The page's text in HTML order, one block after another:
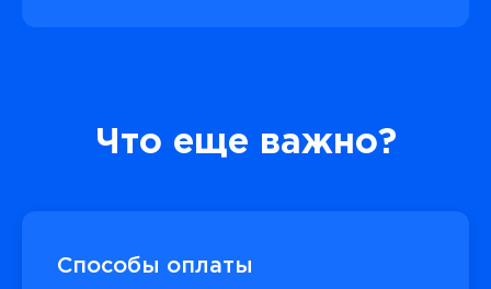
Что еще важно?
Способы оплаты